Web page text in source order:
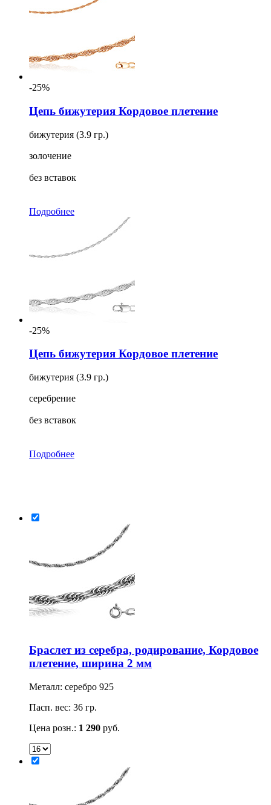
-25%
Цепь бижутерия Кордовое плетение
бижутерия (3.9 гр.)
золочение
без вставок
Подробнее
-25%
Цепь бижутерия Кордовое плетение
бижутерия (3.9 гр.)
серебрение
без вставок
Подробнее
Браслет из серебра, родирование, Кордовое
плетение, ширина 2 мм
Металл: серебро 925
Пасп. вес: 36 гр.
Цена розн.: 1 290 руб.